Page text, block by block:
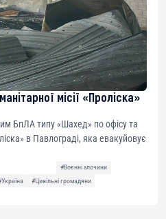
місії «Проліска»
БпЛА типу «Шахед» по офісу та
в Павлограді, яка евакуйовує
#Воєнні злочини
#Цивільні громадяни